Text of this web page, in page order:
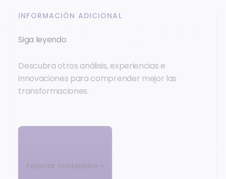
INFORMACIÓN ADICIONAL
Siga leyendo
Descubra otros análisis, experiencias e
innovaciones para comprender mejor las
transformaciones.
Explorar contenidos